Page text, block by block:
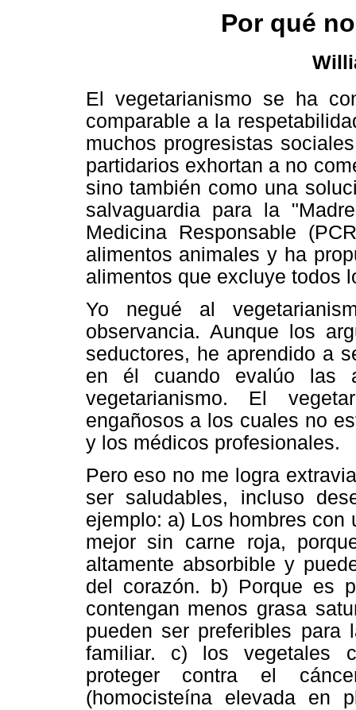
Por qué
El vegetarianismo se ha
comparable a la
muchos progresistas
partidarios exhortan a no
sino también como una
salvaguardia para la
Medicina Responsable
alimentos animales y ha
alimentos que excluye todos
Yo negué al
observancia. Aunque los
seductores, he aprendido a
en él cuando evalúo las
vegetarianismo. El
engañosos a los cuales no
y los médicos profesionales.
Pero eso no me logra
ser saludables, incluso
ejemplo: a) Los hombres con
mejor sin carne roja,
altamente absorbible y
del corazón. b) Porque es
contengan menos grasa
pueden ser preferibles para
familiar. c) los vegetales
proteger contra el
(homocisteína elevada en